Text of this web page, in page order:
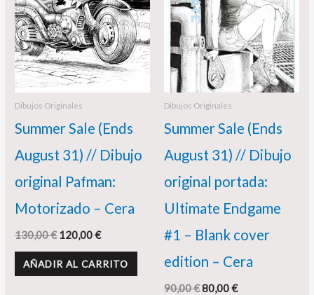
Dibujos Originales
Summer Sale (Ends
August 31) // Dibujo
original Pafman:
Motorizado – Cera
130,00€ 120,00€
AÑADIR AL CARRITO
Dibujos Originales
Summer Sale (Ends
August 31) // Dibujo
original portada:
Ultimate Endgame
#1 – Blank cover
edition – Cera
90,00€80,00€